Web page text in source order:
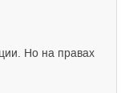
Но на правах